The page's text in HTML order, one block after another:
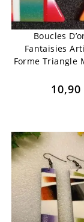
Boucles
Fantaisies
Forme Triangle
10,90